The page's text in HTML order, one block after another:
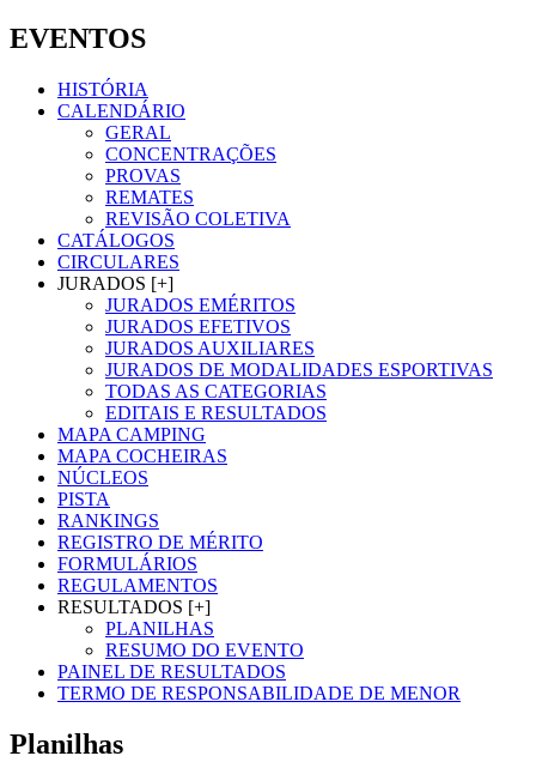
EVENTOS
HISTÓRIA
CALENDÁRIO
GERAL
CONCENTRAÇÕES
PROVAS
REMATES
REVISÃO COLETIVA
CATÁLOGOS
CIRCULARES
JURADOS [+]
JURADOS EMÉRITOS
JURADOS EFETIVOS
JURADOS AUXILIARES
JURADOS DE MODALIDADES ESPORTIVAS
TODAS AS CATEGORIAS
EDITAIS E RESULTADOS
MAPA CAMPING
MAPA COCHEIRAS
NÚCLEOS
PISTA
RANKINGS
REGISTRO DE MÉRITO
FORMULÁRIOS
REGULAMENTOS
RESULTADOS [+]
PLANILHAS
RESUMO DO EVENTO
PAINEL DE RESULTADOS
TERMO DE RESPONSABILIDADE DE MENOR
Planilhas